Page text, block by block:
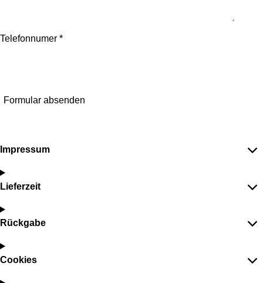
Telefonnumer *
Formular absenden
Impressum
Lieferzeit
Rückgabe
Cookies